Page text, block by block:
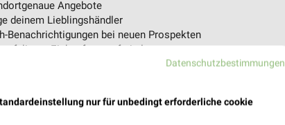
Angebote
deinem Lieblingshändler
Benachrichtigungen bei neuen Prospekten
- Einkauf stressfrei planen
Datenschutzbestimmungen
nur für unbedingt erforderliche cookie